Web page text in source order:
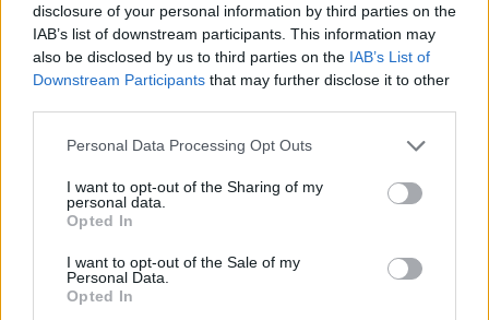
disclosure of your personal information by third parties on the
IAB’s list of downstream participants. This information may
also be disclosed by us to third parties on the IAB’s List of
Downstream Participants that may further disclose it to other
Please note that this website/app uses one or more Google
not limited to your visit or usage behaviour. You may click to
grant or deny consent to Google and its third-party tags to
use your data for below specified purposes in below Google
consent section.
Personal Data Processing Opt Outs
I want to opt-out of the Sharing of my
personal data.
Opted In
I want to opt-out of the Sale of my
Personal Data.
Opted In
επικαιρότητας. Μάθε για όλους τουςlive αγώνες σήμερα
και δες τις
αθλητικές μεταδόσειςτης ημέρας και της
εβδομάδας μέσα από το υπερπλήρες Πρόγραμμα TV του
ΔΙΑΒΑΣΕ ΑΚΟΜΗ:
Σατοράνσκι: «Μόνο ο Πασκουάλ με κρατούσε στη
Μπαρτσελόνα, ήταν μια τεράστια απογοήτευση»
«Στο στόχαστρο της Μπαρτσελόνα και της Μπασκόνια